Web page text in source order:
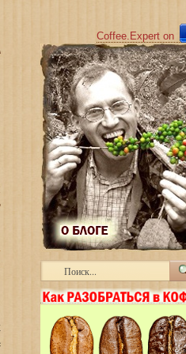
Coffee.Expert on